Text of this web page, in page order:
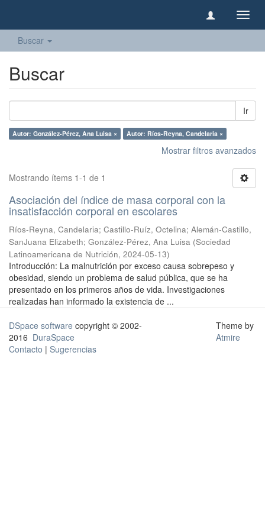
Buscar
Buscar
Ir
Autor: González-Pérez, Ana Luisa × Autor: Ríos-Reyna, Candelaria ×
Mostrar filtros avanzados
Mostrando ítems 1-1 de 1
Asociación del índice de masa corporal con la
insatisfacción corporal en escolares
Ríos-Reyna, Candelaria; Castillo-Ruíz, Octelina; Alemán-Castillo,
SanJuana Elizabeth; González-Pérez, Ana Luisa (Sociedad
Latinoamericana de Nutrición, 2024-05-13)
Introducción: La malnutrición por exceso causa sobrepeso y
obesidad, siendo un problema de salud pública, que se ha
presentado en los primeros años de vida. Investigaciones
realizadas han informado la existencia de ...
DSpace software copyright © 2002-
2016 DuraSpace
Contacto | Sugerencias
Theme by
Atmire